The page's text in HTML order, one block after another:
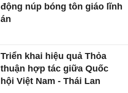
động núp bóng tôn giáo lĩnh
án
Triển khai hiệu quả Thỏa
thuận hợp tác giữa Quốc
hội Việt Nam - Thái Lan